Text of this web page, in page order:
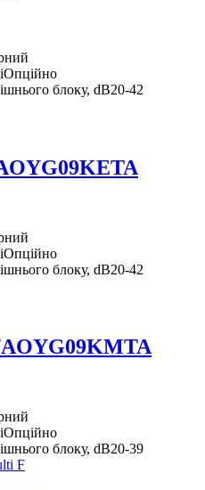
Опційно
блоку, dB20-42
Опційно
блоку, dB20-42
Опційно
блоку, dB20-39